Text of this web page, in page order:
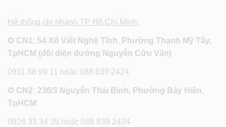
Hệ thống chi nhánh TP Hồ Chí Minh:
✪ CN1: 54 Xô Viết Nghệ Tĩnh, Phường Thạnh Mỹ Tây,
TpHCM (đối diện đường Nguyễn Cửu Vân)
0911 88 99 11 hoặc 088 839 2424
✪ CN2: 236/3 Nguyễn Thái Bình, Phường Bảy Hiền,
TpHCM
0926 33 34 35 hoặc 088 839 2424